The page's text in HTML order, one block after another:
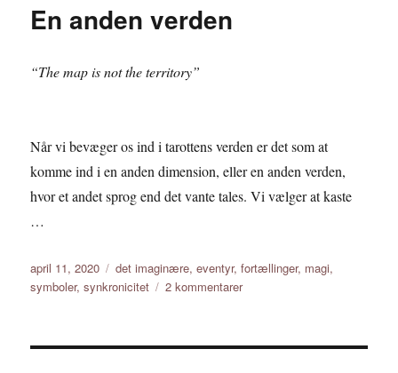
En anden verden
“The map is not the territory”
Når vi bevæger os ind i tarottens verden er det som at
komme ind i en anden dimension, eller en anden verden,
hvor et andet sprog end det vante tales. Vi vælger at kaste
…
Udgivet
april 11, 2020 Tags
det imaginære,eventyr,fortællinger, magi,
symboler,synkronicitet 2 kommentarertil
verden